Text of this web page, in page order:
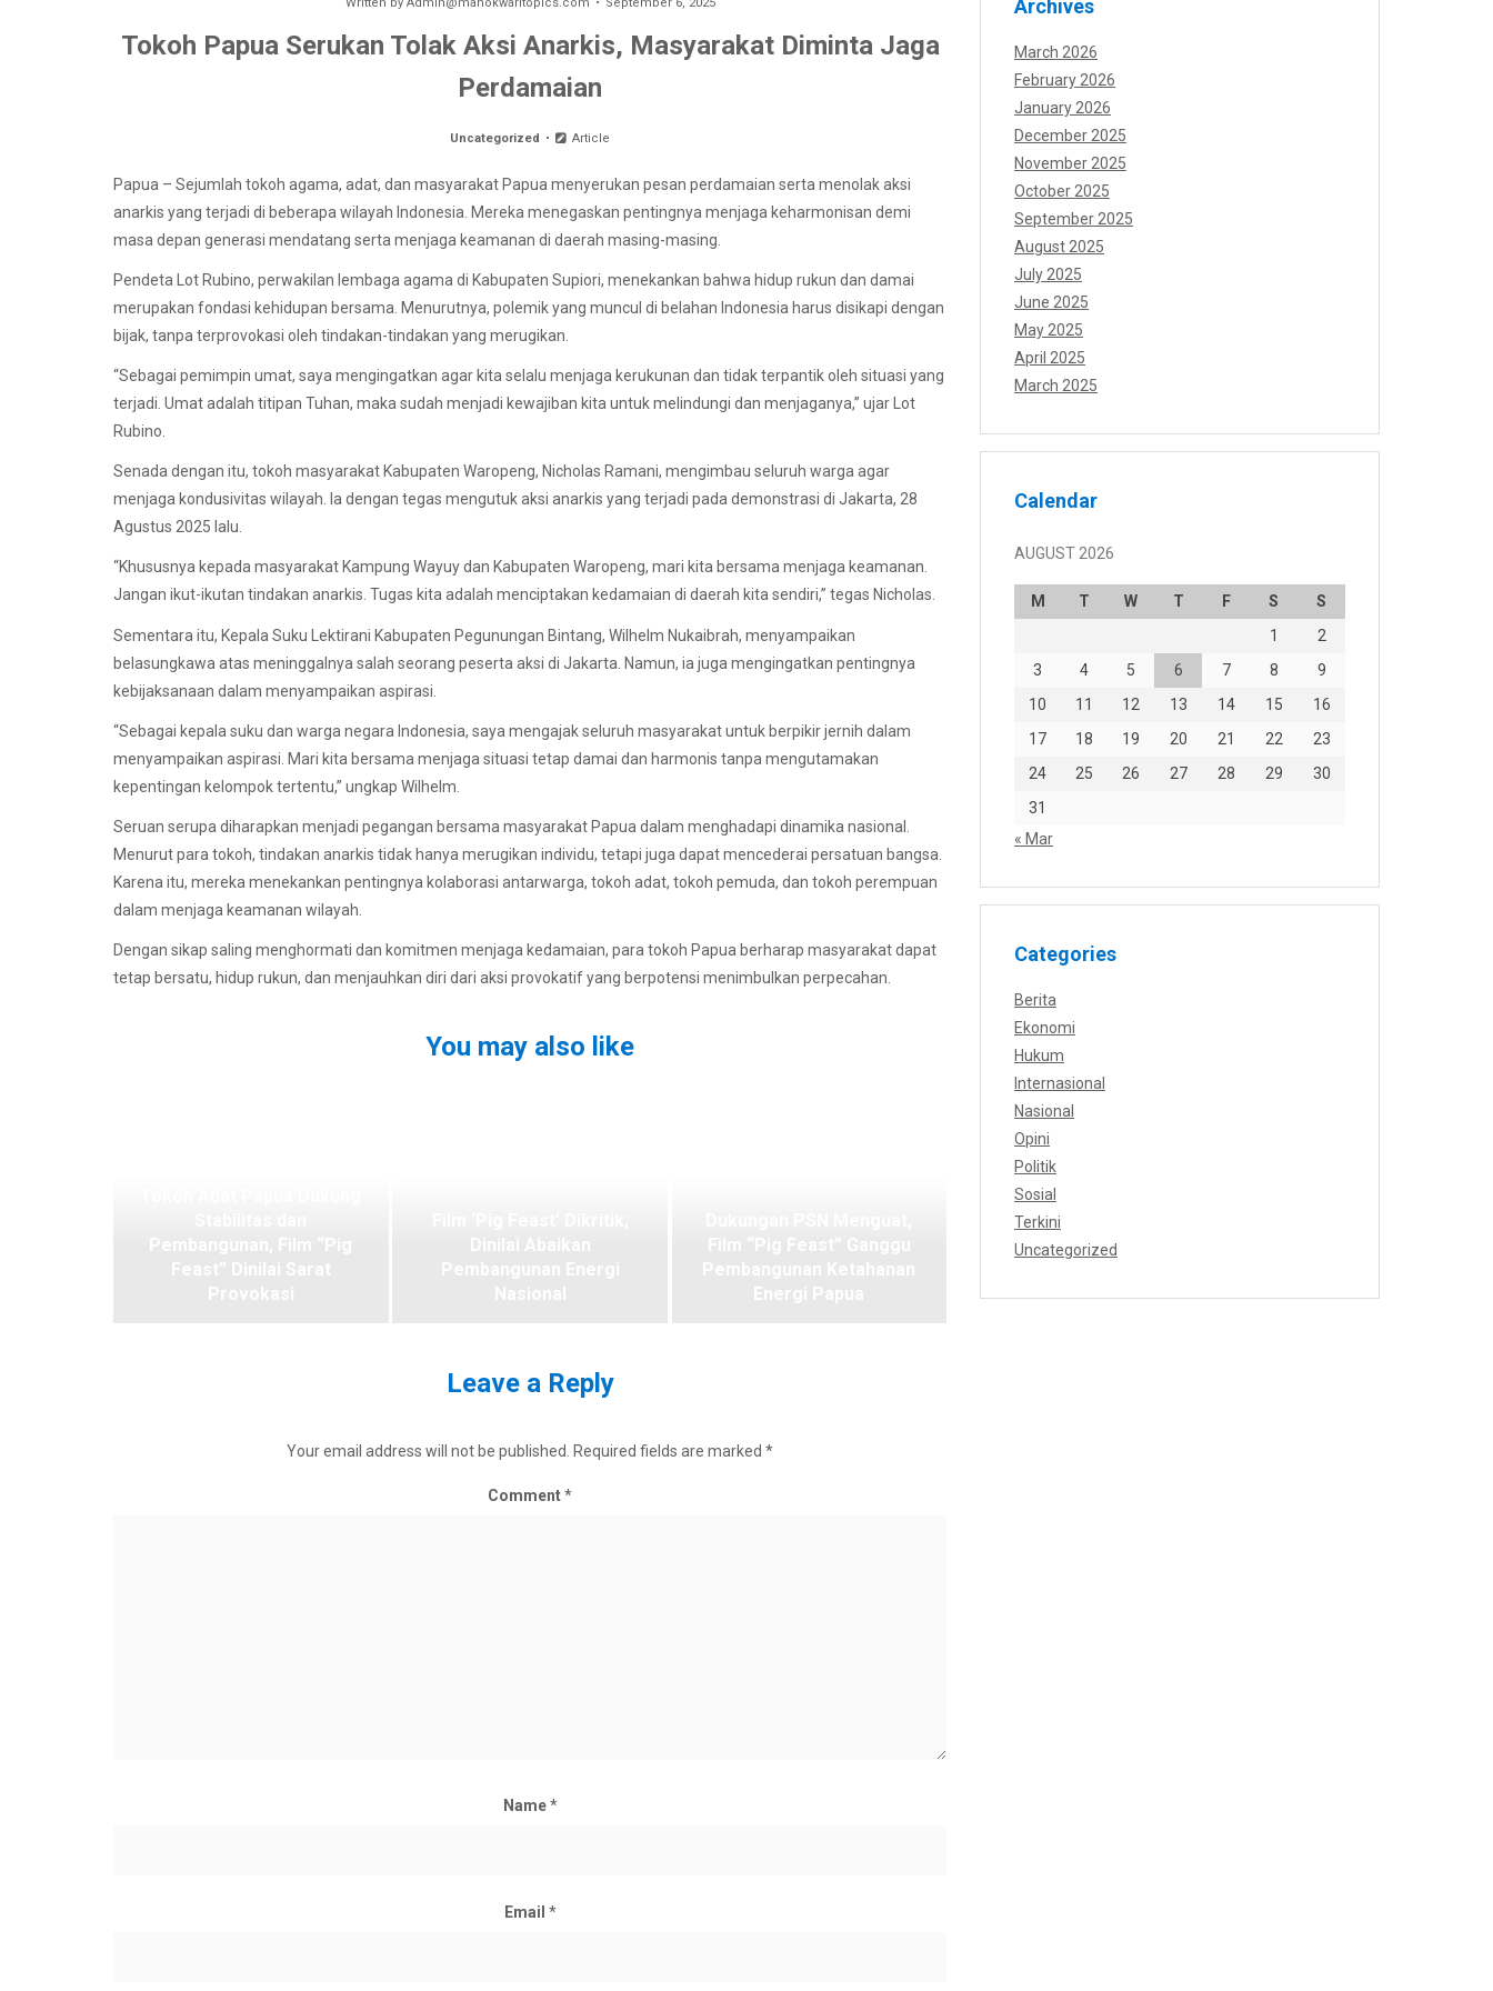
Tokoh Papua Serukan Tolak Aksi Anarkis, Masyarakat Diminta Jaga
Perdamaian
Uncategorized Article
Papua – Sejumlah tokoh agama, adat, dan masyarakat Papua menyerukan pesan perdamaian serta menolak aksi
anarkis yang terjadi di beberapa wilayah Indonesia. Mereka menegaskan pentingnya menjaga keharmonisan demi
masa depan generasi mendatang serta menjaga keamanan di daerah masing-masing.
Pendeta Lot Rubino, perwakilan lembaga agama di Kabupaten Supiori, menekankan bahwa hidup rukun dan damai
merupakan fondasi kehidupan bersama. Menurutnya, polemik yang muncul di belahan Indonesia harus disikapi dengan
bijak, tanpa terprovokasi oleh tindakan-tindakan yang merugikan.
“Sebagai pemimpin umat, saya mengingatkan agar kita selalu menjaga kerukunan dan tidak terpantik oleh situasi yang
terjadi. Umat adalah titipan Tuhan, maka sudah menjadi kewajiban kita untuk melindungi dan menjaganya,” ujar Lot
Rubino.
Senada dengan itu, tokoh masyarakat Kabupaten Waropeng, Nicholas Ramani, mengimbau seluruh warga agar
menjaga kondusivitas wilayah. Ia dengan tegas mengutuk aksi anarkis yang terjadi pada demonstrasi di Jakarta, 28
Agustus 2025 lalu.
“Khususnya kepada masyarakat Kampung Wayuy dan Kabupaten Waropeng, mari kita bersama menjaga keamanan.
Jangan ikut-ikutan tindakan anarkis. Tugas kita adalah menciptakan kedamaian di daerah kita sendiri,” tegas Nicholas.
Sementara itu, Kepala Suku Lektirani Kabupaten Pegunungan Bintang, Wilhelm Nukaibrah, menyampaikan
belasungkawa atas meninggalnya salah seorang peserta aksi di Jakarta. Namun, ia juga mengingatkan pentingnya
kebijaksanaan dalam menyampaikan aspirasi.
“Sebagai kepala suku dan warga negara Indonesia, saya mengajak seluruh masyarakat untuk berpikir jernih dalam
menyampaikan aspirasi. Mari kita bersama menjaga situasi tetap damai dan harmonis tanpa mengutamakan
kepentingan kelompok tertentu,” ungkap Wilhelm.
Seruan serupa diharapkan menjadi pegangan bersama masyarakat Papua dalam menghadapi dinamika nasional.
Menurut para tokoh, tindakan anarkis tidak hanya merugikan individu, tetapi juga dapat mencederai persatuan bangsa.
Karena itu, mereka menekankan pentingnya kolaborasi antarwarga, tokoh adat, tokoh pemuda, dan tokoh perempuan
dalam menjaga keamanan wilayah.
Dengan sikap saling menghormati dan komitmen menjaga kedamaian, para tokoh Papua berharap masyarakat dapat
tetap bersatu, hidup rukun, dan menjauhkan diri dari aksi provokatif yang berpotensi menimbulkan perpecahan.
You may also like
Leave a Reply
Your email address will not be published. Required fields are marked *
Comment*
Name*
Email *
Archives
March 2026
February 2026
January 2026
December 2025
November 2025
October 2025
September 2025
August 2025
July 2025
June 2025
May 2025
April 2025
March 2025
Calendar
AUGUST 2026
M T W T F S
S
1
2
3
4 5 6 7 8
9
10
11 12 13 14 15
16
17
18 19 20 21 22
23
24
25 26 27 28 29
30
31
« Mar
Categories
Berita
Ekonomi
Hukum
Internasional
Nasional
Opini
Politik
Sosial
Terkini
Uncategorized